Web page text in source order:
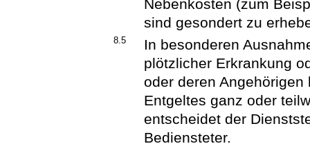
Nebenkosten (zum
sind gesondert zu
8.5
In besonderen
plötzlicher Erkrankung
oder deren
Entgeltes ganz oder
entscheidet der
Bediensteter.